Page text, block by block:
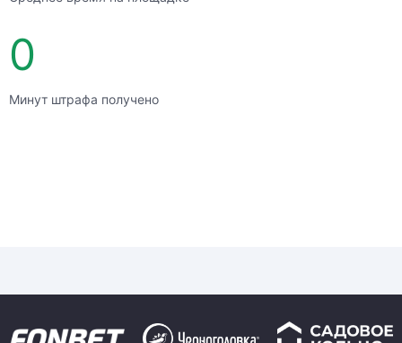
0
Минут штрафа получено